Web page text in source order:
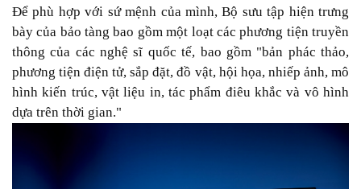
Để phù hợp với sứ mệnh của mình, Bộ sưu tập hiện trưng
bày của bảo tàng bao gồm một loạt các phương tiện truyền
thông của các nghệ sĩ quốc tế, bao gồm "bản phác thảo,
phương tiện điện tử, sắp đặt, đồ vật, hội họa, nhiếp ảnh, mô
hình kiến ​​trúc, vật liệu in, tác phẩm điêu khắc và vô hình
dựa trên thời gian."